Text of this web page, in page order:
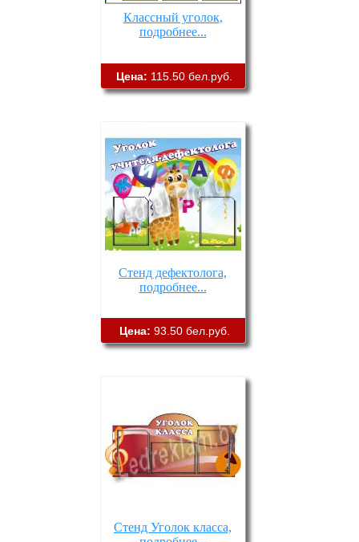
Классный уголок,
подробнее...
Цена: 115.50 бел.руб.
Стенд дефектолога,
подробнее...
Цена: 93.50 бел.руб.
Стенд Уголок класса,